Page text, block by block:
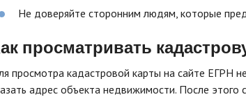
Не доверяйте сторонним людям, которые
просматривать
просмотра кадастровой карты на сайте ЕГРН
адрес объекта недвижимости. После этого